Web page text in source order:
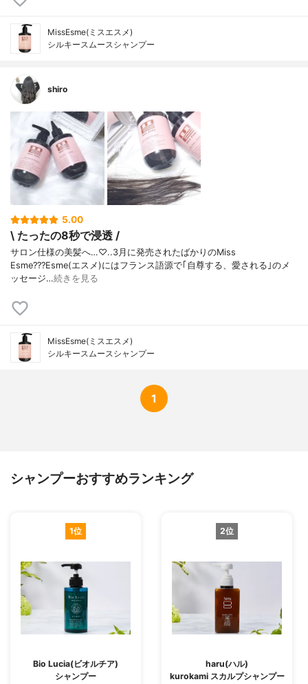
MissEsme(ミスエスメ)
シルキースムースシャンプー
shiro
5.00
\ たったの8秒で浸透 /
サロン仕様の美髪へ…♡ . . 3月に発売されたばかりの Miss
Esme??? Esme(エスメ)には フランス語源で｢自尊する、愛される｣ のメ
ッセージ…続きを見る
MissEsme(ミスエスメ)
シルキースムースシャンプー
1
シャンプーおすすめランキング
1位
Bio Lucia(ビオルチア)
シャンプー
2位
haru(ハル)
kurokami スカルプシャンプー